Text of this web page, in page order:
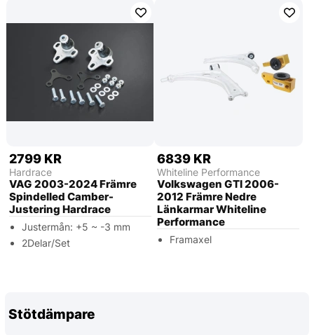
2799 KR
Hardrace
VAG 2003-2024 Främre
Spindelled Camber-
Justering Hardrace
Justermån: +5 ~ -3 mm
2Delar/Set
6839 KR
Whiteline Performance
Volkswagen GTI 2006-
2012 Främre Nedre
Länkarmar Whiteline
Performance
Framaxel
Stötdämpare